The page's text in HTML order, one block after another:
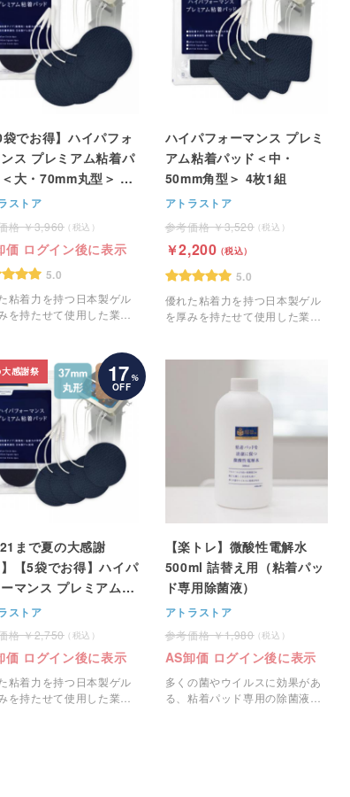
袋でお得】ハイパフォ
ス プレミアム粘着パ
大・70mm丸型＞ 4
ストア
3,960
価 ログイン後に表示
5.0
粘着力を持つ日本製ゲル
を持たせて使用した業務
ハイパフォーマンス プレミ
アム粘着パッド＜中・
50mm角型＞ 4枚1組
アトラストア
3,520
2,200
5.0
優れた粘着力を持つ日本製ゲル
を厚みを持たせて使用した業務
21まで夏の大感謝
【5袋でお得】ハイパ
マンス プレミアム粘
ド＜小・37mm丸型
1組
ストア
2,750
価 ログイン後に表示
粘着力を持つ日本製ゲル
を持たせて使用した業務
感謝祭 17 %
OFF
【楽トレ】微酸性電解水
500ml 詰替え用（粘着パッ
ド専用除菌液）
アトラストア
1,980
AS卸価 ログイン後に表示
多くの菌やウイルスに効果があ
る、粘着パッド専用の除菌液の